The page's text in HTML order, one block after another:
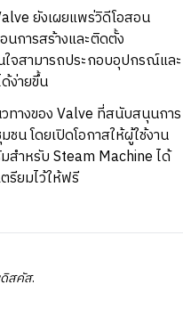
ยังเผยแพร่วิดีโอสอน
การสร้างและติดตั้ง
จสามารถประกอบอุปกรณ์และ
ง่ายขึ้น
ทางของ Valve ที่สนับสนุนการ
น โดยเปิดโอกาสให้ผู้ใช้งาน
ำหรับ Steam Machine ได้
รียมไว้ให้ฟรี
สคัส.